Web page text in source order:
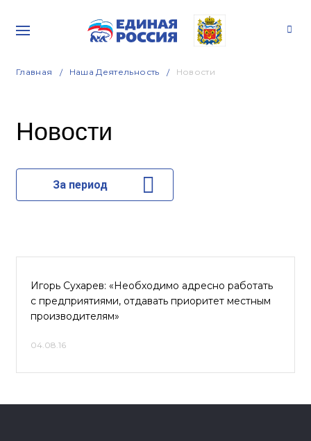
Главная Наша Деятельность Новости
Новости
За период
Игорь Сухарев: «Необходимо адресно работать
с предприятиями, отдавать приоритет местным
производителям»
04.08.16